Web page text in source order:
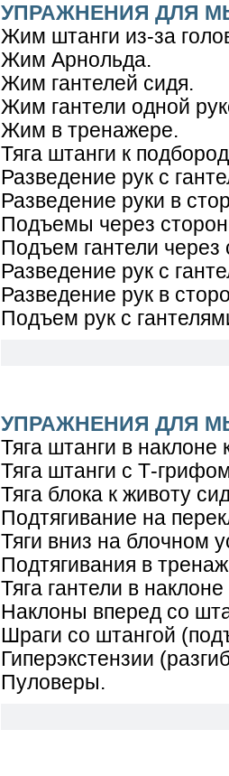
УПРАЖНЕНИЯ ДЛЯ
Жим штанги из-за
Жим Арнольда.
Жим гантелей сидя.
Жим гантели одной
Жим в тренажере.
Тяга штанги к
Разведение рук с
Разведение руки в
Подъемы через
Подъем гантели через
Разведение рук с
Разведение рук в
Подъем рук с
УПРАЖНЕНИЯ ДЛЯ
Тяга штанги в наклоне
Тяга штанги с Т-
Тяга блока к животу
Подтягивание на
Тяги вниз на блочном
Подтягивания в
Тяга гантели в
Наклоны вперед со
Шраги со штангой
Гиперэкстензии
Пуловеры.